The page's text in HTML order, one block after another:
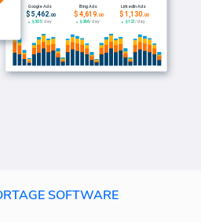
SOFTWARE